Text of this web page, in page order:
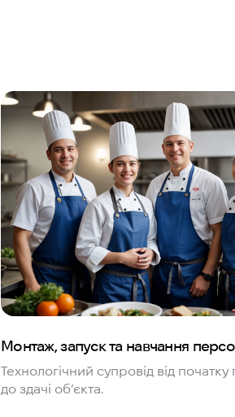
Монтаж, запуск та навчання
Технологічний супровід від
до здачі об’єкта.